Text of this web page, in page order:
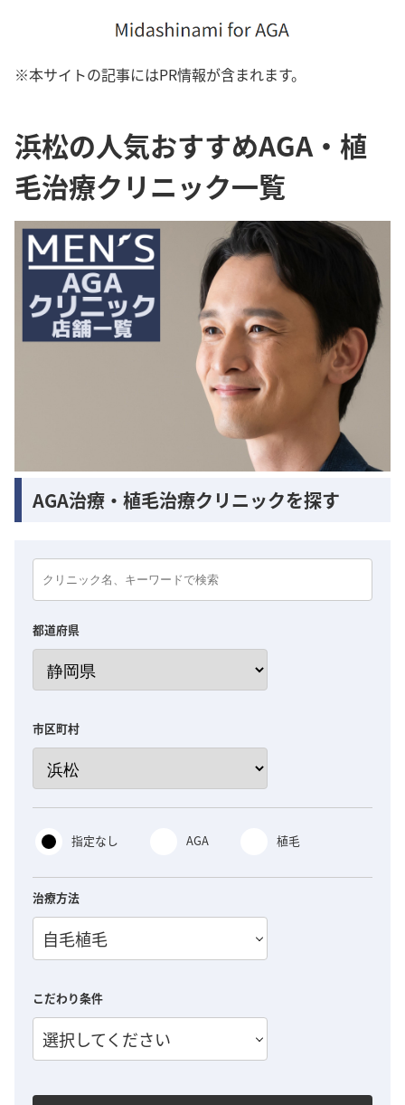
※本サイトの記事にはPR情報が含まれます。
浜松の人気おすすめAGA・植
毛治療クリニック一覧
AGA治療・植毛治療クリニックを探す
都道府県
市区町村
指定なし AGA 植毛
治療方法
自毛植毛
こだわり条件
選択してください